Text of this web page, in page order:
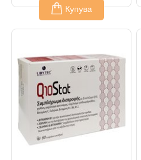
Купува